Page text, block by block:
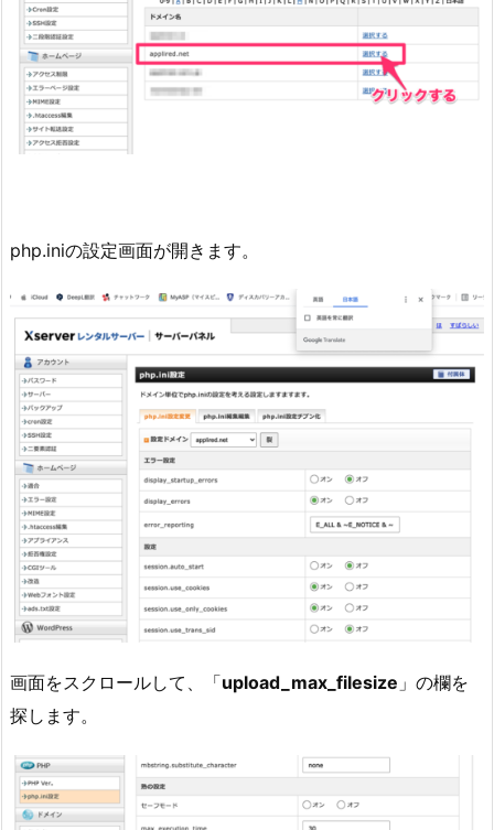
php.iniの設定画面が開きます。
画面をスクロールして、「upload_max_filesize 」の欄を
探します。